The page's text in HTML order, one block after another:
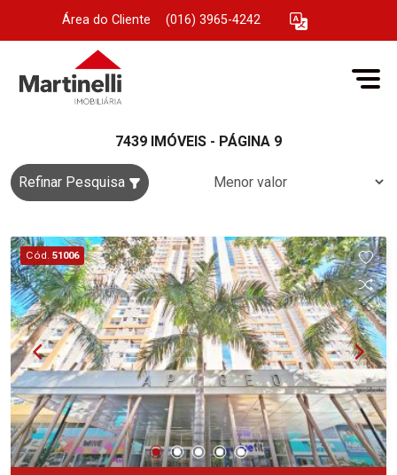
Área do Cliente (016) 3965-4242
7439 IMÓVEIS - PÁGINA 9
Refinar Pesquisa
Cód. 51006